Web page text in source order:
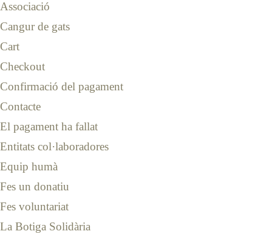
Associació
Cangur de gats
Cart
Checkout
Confirmació del pagament
Contacte
El pagament ha fallat
Entitats col·laboradores
Equip humà
Fes un donatiu
Fes voluntariat
La Botiga Solidària